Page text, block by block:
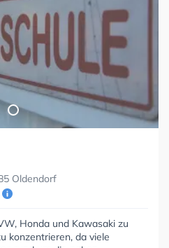
Oldendorf
Honda und Kawasaki zu
konzentrieren, da viele